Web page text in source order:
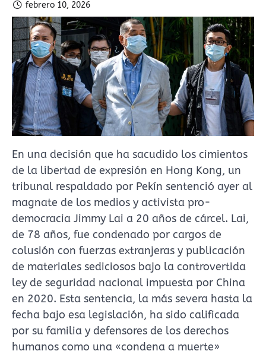
febrero 10, 2026
En una decisión que ha sacudido los cimientos
de la libertad de expresión en Hong Kong, un
tribunal respaldado por Pekín sentenció ayer al
magnate de los medios y activista pro-
democracia Jimmy Lai a 20 años de cárcel. Lai,
de 78 años, fue condenado por cargos de
colusión con fuerzas extranjeras y publicación
de materiales sediciosos bajo la controvertida
ley de seguridad nacional impuesta por China
en 2020. Esta sentencia, la más severa hasta la
fecha bajo esa legislación, ha sido calificada
por su familia y defensores de los derechos
humanos como una «condena a muerte»